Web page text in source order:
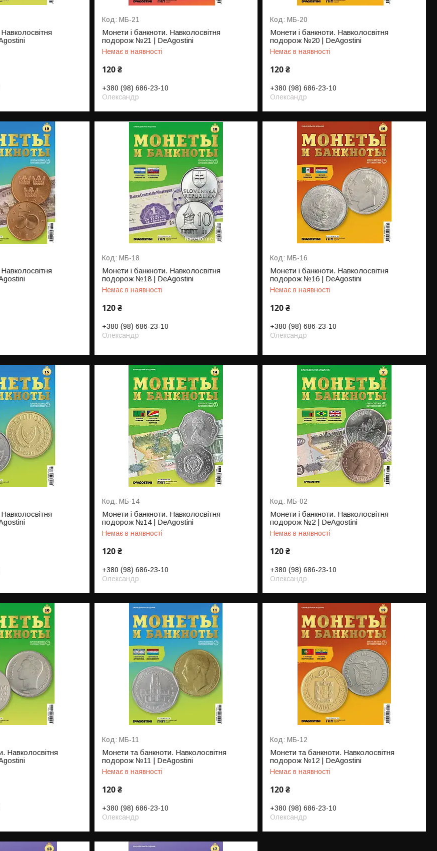
МБ-21
Монети і банкноти. Навколосвітня
подорож №21 | DeAgostini
Немає в наявності
120 ₴
+380 (98) 686-23-10
Олександр
МБ-20
Монети і банкноти. Навколосвітня
подорож №20 | DeAgostini
Немає в наявності
120 ₴
+380 (98) 686-23-10
Олександр
МБ-18
Монети і банкноти. Навколосвітня
подорож №18 | DeAgostini
Немає в наявності
120 ₴
+380 (98) 686-23-10
Олександр
МБ-16
Монети і банкноти. Навколосвітня
подорож №16 | DeAgostini
Немає в наявності
120 ₴
+380 (98) 686-23-10
Олександр
МБ-14
Монети і банкноти. Навколосвітня
подорож №14 | DeAgostini
Немає в наявності
120 ₴
+380 (98) 686-23-10
Олександр
МБ-02
Монети і банкноти. Навколосвітня
подорож №2 | DeAgostini
Немає в наявності
120 ₴
+380 (98) 686-23-10
Олександр
Навколосвітня
МБ-11
Монети та банкноти. Навколосвітня
подорож №11 | DeAgostini
Немає в наявності
120 ₴
+380 (98) 686-23-10
Олександр
МБ-12
Монети та банкноти. Навколосвітня
подорож №12 | DeAgostini
Немає в наявності
120 ₴
+380 (98) 686-23-10
Олександр